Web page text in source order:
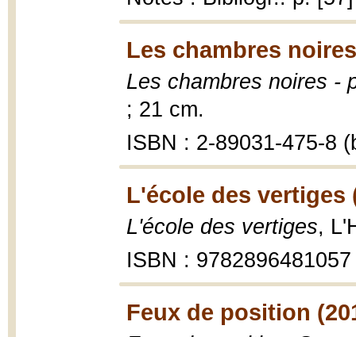
Les chambres
Les chambres noires -
; 21 cm.
ISBN : 2-89031-475-8
L'école des vertiges
L'école des vertiges,
ISBN : 9782896481057
Feux de position